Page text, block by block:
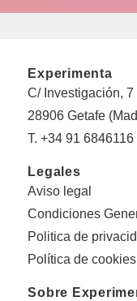
Experimenta
C/ Investigación, 7
28906 Getafe
T. +34 91 6846116
Legales
Aviso legal
Condiciones
Politica de
Política de cookies
Sobre